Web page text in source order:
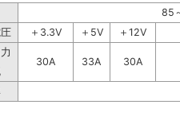
85
＋3.3V ＋5V
＋12V
30A
33A
30A